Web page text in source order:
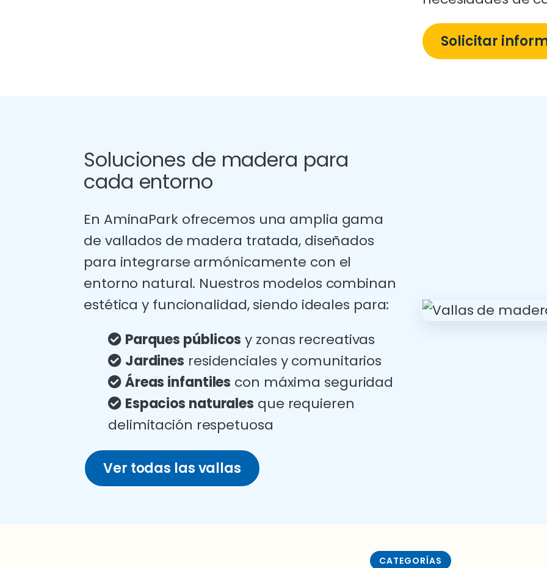
Solicitar
Soluciones de madera para
cada entorno
En AminaPark ofrecemos una amplia gama
de vallados de madera tratada, diseñados
para integrarse armónicamente con el
entorno natural. Nuestros modelos combinan
estética y funcionalidad, siendo ideales para:
Parques públicos y zonas recreativas
Jardines residenciales y comunitarios
Áreas infantiles con máxima seguridad
Espacios naturales que requieren
delimitación respetuosa
Ver todas las vallas
CATEGORÍAS